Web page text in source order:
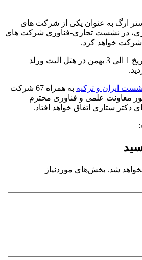
ارگ به عنوان یکی از شرکت های
در نشست تجاری-فناوری شرکت های
شرکت خواهد کرد.
این نشست تخصصی از تاریخ 1 الی 3 بهمن در هتل الیت ورلد
ایران و ترکیه
به همراه 67 شرکت
معاونت علمی و فناوری محترم
ستاری اتفاق خواهد افتاد.
شد. بخش‌های موردنیاز